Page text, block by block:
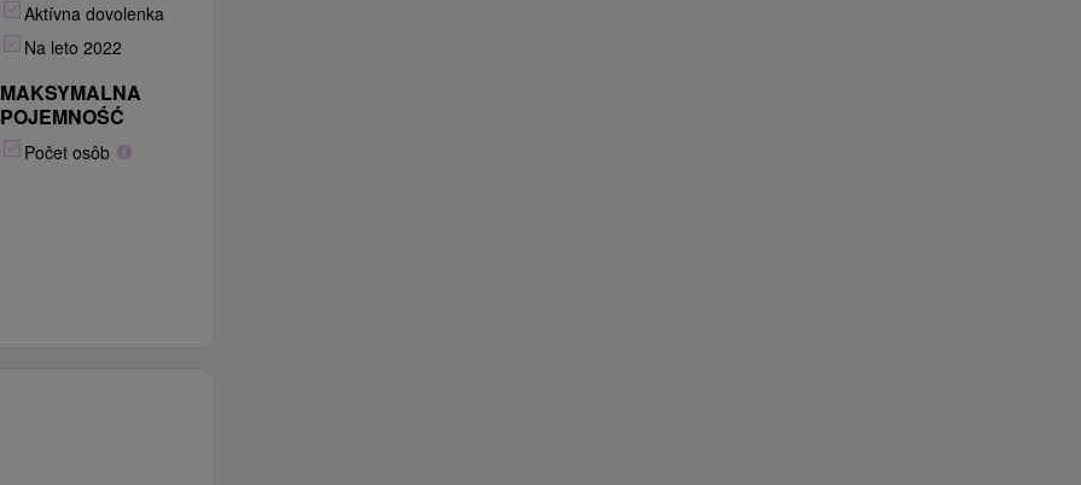
Aktívna dovolenka
Na leto 2022
MAKSYMALNA
POJEMNOŚĆ
Počet osôb